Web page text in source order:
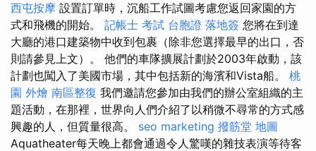
西屯按摩 設置訂單時，沉船工作試圖考慮您返回家園的方
式和飛機的開始。 記帳士 考試 台胞證 落地簽 您將在到達
大廳的港口建築物中收到包裹（除非您選擇最早的出口，否
則請參見上文）。 他們的車隊擴展計劃於2003年啟動，該
計劃也闖入了美國市場，其中包括新的海濱和Vista船。 桃
園 外燴 南區整復 我們邀請您參加由我們的辦公室組織的主
題活動，在那裡，世界向人們介紹了以稍微不尋常的方式感
興趣的人，但質量很高。 seo marketing 撥筋堂 地圖
Aquatheater每天晚上都會通過令人驚嘆的雜技表演等待客